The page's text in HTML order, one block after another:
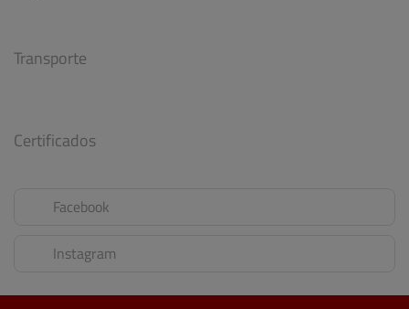
Transporte
Certificados
Facebook
Instagram